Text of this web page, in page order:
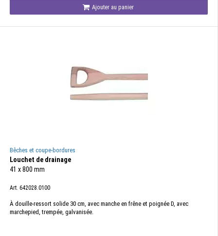
Ajouter au panier
Bêches et coupe-bordures
Louchet de drainage
41 x 800 mm
Art. 642028.0100
À douille-ressort solide 30 cm, avec manche en frêne et poignée D, avec
marchepied, trempée, galvanisée.